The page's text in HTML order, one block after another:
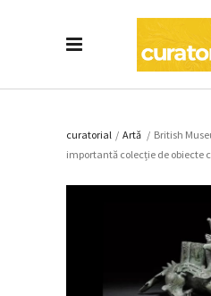
curatorial / Artǎ / British
importantă colecție de obiecte